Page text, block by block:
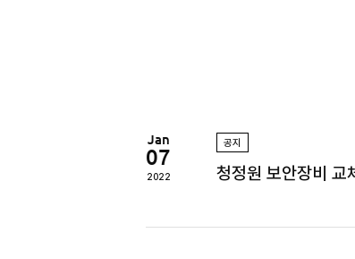
Jan
07
2022
공지
청정원 보안장비 교